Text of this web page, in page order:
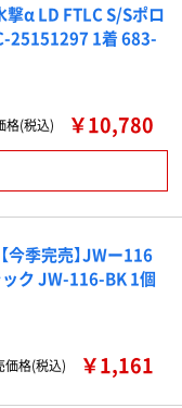
撃α LD FTLC S/Sポロ
25151297 1着 683-
格(税込) ￥10,780
今季完売】JWー116
ック JW-116-BK 1個
価格(税込)
￥1,161